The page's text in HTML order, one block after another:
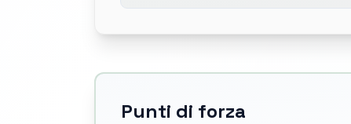
Punti di forza